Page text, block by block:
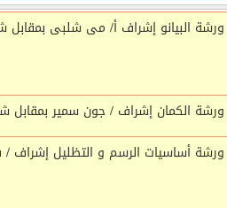
ورشة الرسم و التلوين للأطفال إشراف أ/
ورشة البيانو إشراف أ/ مى شلبى بمقابل شهرى للمشتركين (350ج) السبت 1-9 و الأحد و
ورشة الكمان إشراف / جون سمير بمقابل شهرى للمشتركين (300ج)
ورشة أساسيات الرسم و التظليل إشراف / فيبى